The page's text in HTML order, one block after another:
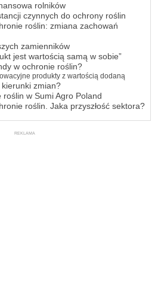
rolników
czynnych do ochrony roślin
roślin: zmiana zachowań
zamienników
jest wartością samą w sobie”
w ochronie roślin?
produkty z wartością dodaną
zmian?
w Sumi Agro Poland
roślin. Jaka przyszłość sektora?
REKLAMA